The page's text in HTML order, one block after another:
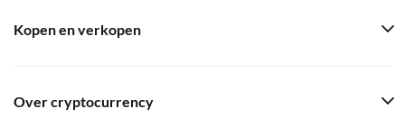
Kopen en verkopen
Over cryptocurrency